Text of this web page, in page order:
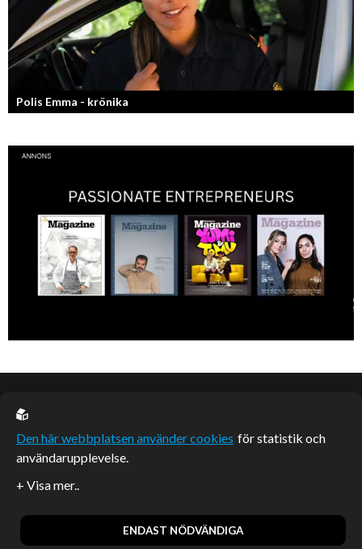
Polis Emma - krönika
Kan jag snälla få prata med dig igen, för du va så bra att prata med.
EU casino
Artiklar publicerade på webbplatsen som inte är märkta
redaktionellt är betalda samarbeten.
Den här webbplatsen använder cookies för statistik och
användarupplevelse.
ENDAST NÖDVÄNDIGA